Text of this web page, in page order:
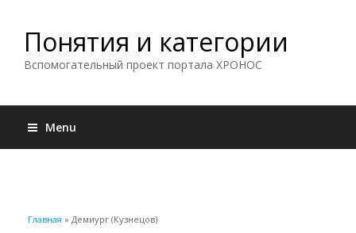
Понятия и категории
Вспомогательный проект портала ХРОНОС
Menu
Вы здесь
Главная » Демиург (Кузнецов)